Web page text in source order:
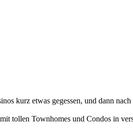
kurz etwas gegessen, und dann
tollen Townhomes und Condos in